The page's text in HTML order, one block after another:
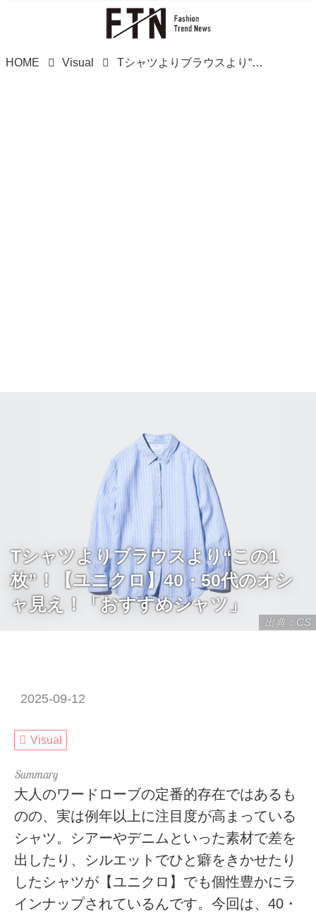
HOME Visual Tシャツよりブラウスより“この1枚”！【ユニクロ】40・50代のオシャ見え！「おすすめシャツ」
出典：CS
Tシャツよりブラウスより“この1
枚”！【ユニクロ】40・50代のオシ
ャ見え！「おすすめシャツ」
2025-09-12
Visual
大人のワードローブの定番的存在ではあるも
のの、実は例年以上に注目度が高まっている
シャツ。シアーやデニムといった素材で差を
出したり、シルエットでひと癖をきかせたり
したシャツが【ユニクロ】でも個性豊かにラ
インナップされているんです。今回は、40・